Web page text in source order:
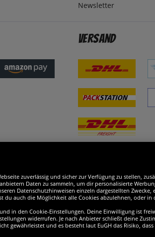
Newsletter
Versand
zuverlässig und sicher zur Verfügung zu stellen,
Daten zu sammeln, um dir personalisierte
Datenschutzhinweisen einzeln dargestellten
auch die Möglichkeit alle Cookies abzulehnen, oder
in den Cookie-Einstellungen. Deine Einwilligung ist
widerrufen. Je nach Anbieter schließt deine
gewährleistet und es besteht laut EuGH das Risiko,